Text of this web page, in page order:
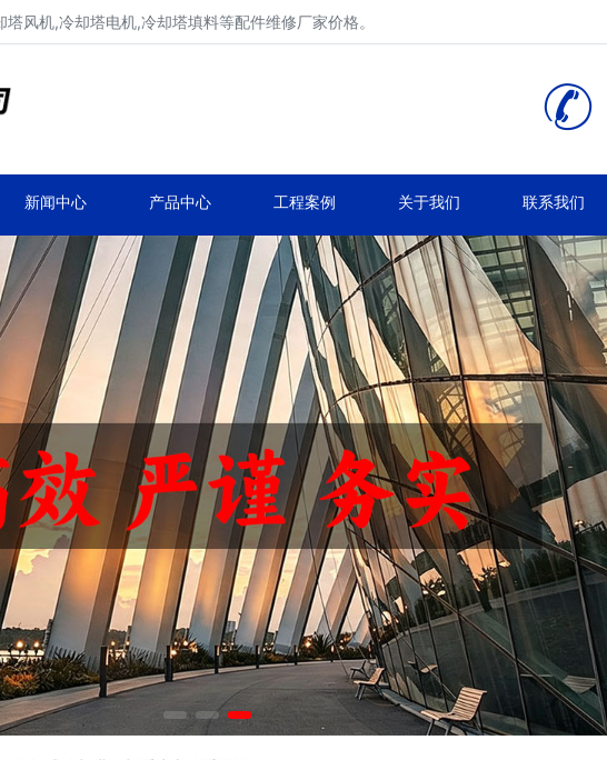
风机,冷却塔电机,冷却塔填料等配件维修厂家价格。
新闻中心 产品中心 工程案例 关于我们 联系我们